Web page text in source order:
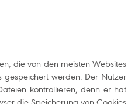
die von den meisten Websites
gespeichert werden. Der Nutzer
kontrollieren, denn er hat